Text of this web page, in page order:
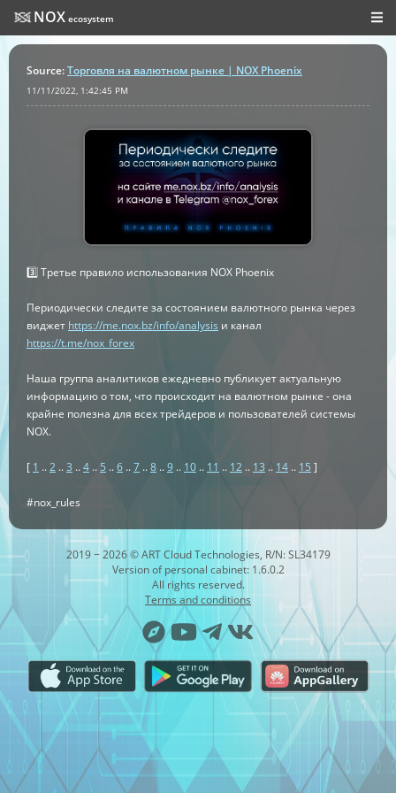
NOX ecosystem
Source:Торговля на валютном рынке | NOX Phoenix
11/11/2022, 1:42:45 PM
3️⃣ Третье правило использования NOX Phoenix
Периодически следите за состоянием валютного рынка через
виджет https://me.nox.bz/info/analysis и канал
https://t.me/nox_forex
Наша группа аналитиков ежедневно публикует актуальную
информацию о том, что происходит на валютном рынке - она
крайне полезна для всех трейдеров и пользователей системы
NOX.
[ 1 ..2 ..3 ..4 .. 5 ..6 ..7 ..8 ..9 .. 10 .. 11 .. 12 .. 13 .. 14 .. 15 ]
#nox_rules
2019 − 2026 © ART Cloud Technologies, R/N: SL34179
Version of personal cabinet: 1.6.0.2
All rights reserved.
Terms and conditions